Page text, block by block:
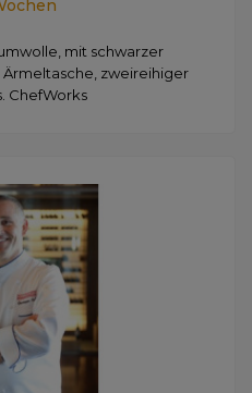
mit schwarzer
zweireihiger
ChefWorks